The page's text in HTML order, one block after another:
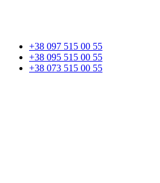
+38 097 515 00 55
+38 095 515 00 55
+38 073 515 00 55